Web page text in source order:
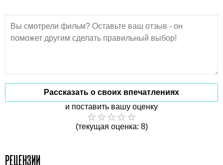
Рассказать о своих впечатлениях
и поставить вашу оценку
(текущая оценка: 8)
РЕЦЕНЗИИ